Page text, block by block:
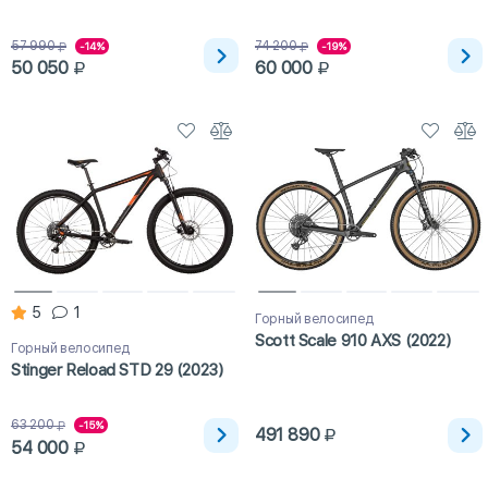
57 990 -14%
50 050
74 200 -19%
60 000
5 1
Горный велосипед
Stinger Reload STD 29 (2023)
63 200 -15%
54 000
Горный велосипед
Scott Scale 910 AXS (2022)
491 890